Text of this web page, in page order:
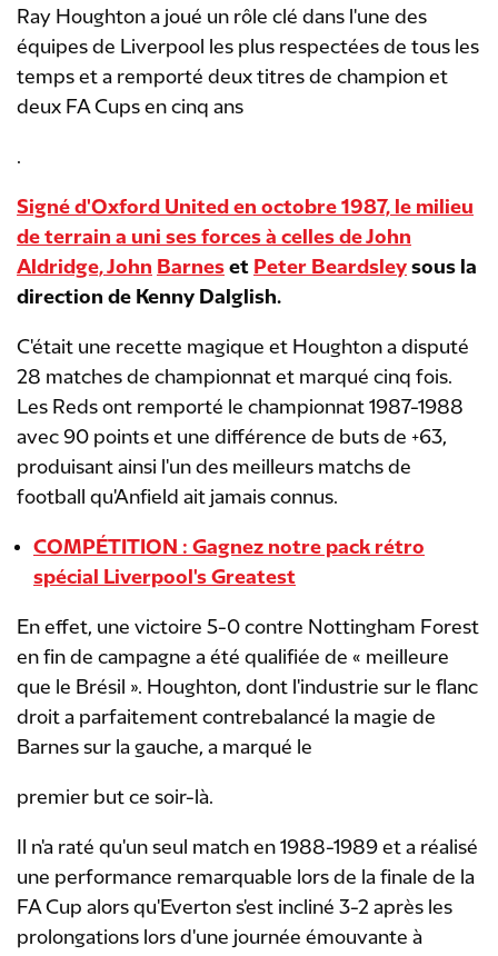
Ray Houghton a joué un rôle clé dans l'une des
équipes de Liverpool les plus respectées de tous les
temps et a remporté deux titres de champion et
deux FA Cups en cinq ans
.
Signé d'Oxford United en octobre 1987, le milieu
de terrain a uni ses forces à celles deJohn
Aldridge, John Barnes et Peter Beardsley sous la
direction de Kenny Dalglish.
C'était une recette magique et Houghton a disputé
28 matches de championnat et marqué cinq fois.
Les Reds ont remporté le championnat 1987-1988
avec 90 points et une différence de buts de +63,
produisant ainsi l'un des meilleurs matchs de
football qu'Anfield ait jamais connus.
COMPÉTITION : Gagnez notre pack rétro
spécial Liverpool's Greatest
En effet, une victoire 5-0 contre Nottingham Forest
en fin de campagne a été qualifiée de « meilleure
que le Brésil ». Houghton, dont l'industrie sur le flanc
droit a parfaitement contrebalancé la magie de
Barnes sur la gauche, a marqué le
premier but ce soir-là.
Il n'a raté qu'un seul match en 1988-1989 et a réalisé
une performance remarquable lors de la finale de la
FA Cup alors qu'Everton s'est incliné 3-2 après les
prolongations lors d'une journée émouvante à